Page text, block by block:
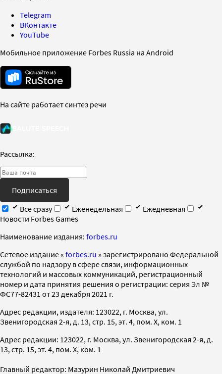
Telegram
ВКонтакте
YouTube
Мобильное приложение Forbes Russia на Android
На сайте работает синтез речи
Рассылка:
Подписаться
Все сразу
Еженедельная
Ежедневная
Новости Forbes Games
Наименование издания: forbes.ru
Cетевое издание « forbes.ru » зарегистрировано Федеральной
службой по надзору в сфере связи, информационных
технологий и массовых коммуникаций, регистрационный
номер и дата принятия решения о регистрации: серия Эл №
ФС77-82431 от 23 декабря 2021 г.
Адрес редакции, издателя: 123022, г. Москва, ул.
Звенигородская 2-я, д. 13, стр. 15, эт. 4, пом. X, ком. 1
Адрес редакции: 123022, г. Москва, ул. Звенигородская 2-я, д.
13, стр. 15, эт. 4, пом. X, ком. 1
Главный редактор: Мазурин Николай Дмитриевич